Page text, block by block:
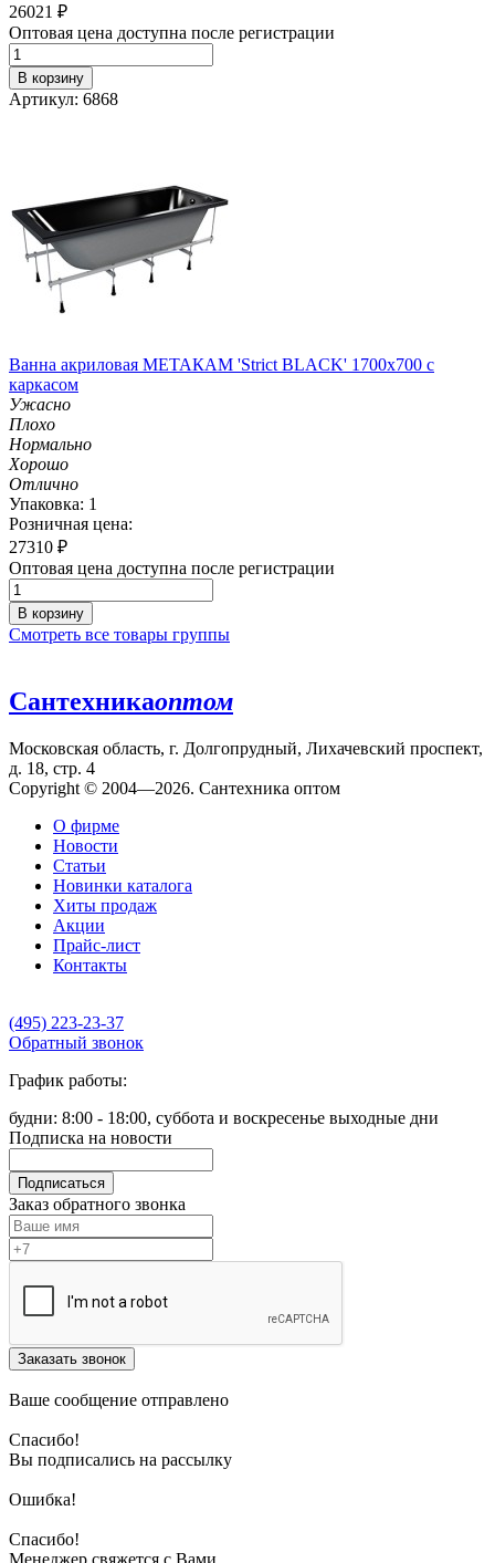
26021 ₽
Оптовая цена доступна после регистрации
В корзину
Артикул: 6868
Ванна акриловая МЕТАКАМ 'Strict BLACK' 1700х700 с
каркасом
Ужасно
Плохо
Нормально
Хорошо
Отлично
Упаковка: 1
Розничная цена:
27310 ₽
Оптовая цена доступна после регистрации
В корзину
Смотреть все товары группы
Сантехникаоптом
Московская область, г. Долгопрудный, Лихачевский проспект,
д. 18, стр. 4
Copyright © 2004—2026. Сантехника оптом
О фирме
Новости
Статьи
Новинки каталога
Хиты продаж
Акции
Прайс-лист
Контакты
(495) 223-23-37
Обратный звонок
График работы:
будни: 8:00 - 18:00, суббота и воскресенье выходные дни
Подписка на новости
Подписаться
Заказ обратного звонка
Заказать звонок
Ваше сообщение отправлено
Спасибо!
Вы подписались на рассылку
Ошибка!
Спасибо!
Менеджер свяжется с Вами